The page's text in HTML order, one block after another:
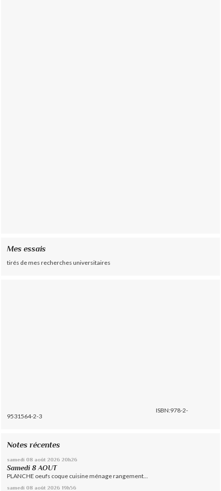
Mes essais
tirés de mes recherches universitaires
ISBN:978-2-
9531564-2-3
Notes récentes
samedi 08 août 2026 20h26
Samedi 8 AOUT
PLANCHE oeufs coque cuisine ménage rangement...
samedi 08 août 2026 19h56